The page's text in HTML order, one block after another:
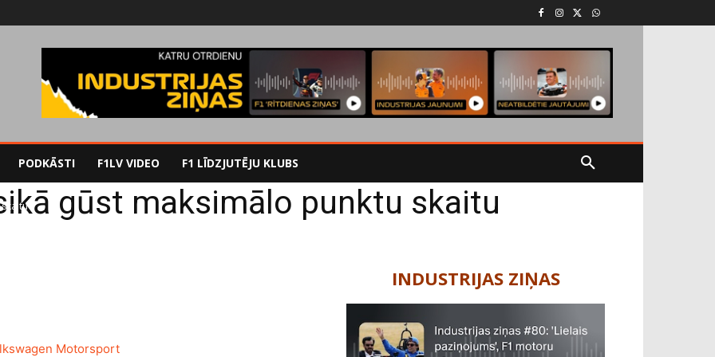
PODKĀSTI F1LV VIDEO F1 LĪDZJUTĒJU KLUBS
skaitu gūst maksimālo punktu skaitu
INDUSTRIJAS ZIŅAS